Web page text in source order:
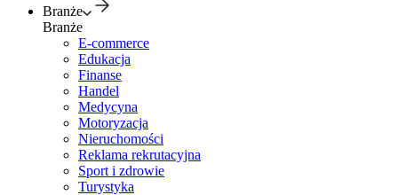
Branże
Branże
E-commerce
Edukacja
Finanse
Handel
Medycyna
Motoryzacja
Nieruchomości
Reklama rekrutacyjna
Sport i zdrowie
Turystyka